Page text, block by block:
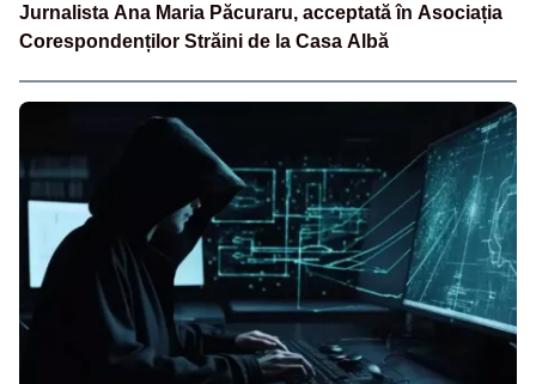
Jurnalista Ana Maria Păcuraru, acceptată în Asociația
Corespondenților Străini de la Casa Albă